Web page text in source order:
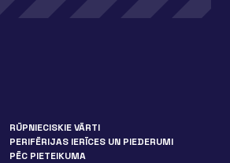
RŪPNIECISKIE VĀRTI
PERIFĒRIJAS IERĪCES UN PIEDERUMI
PĒC PIETEIKUMA